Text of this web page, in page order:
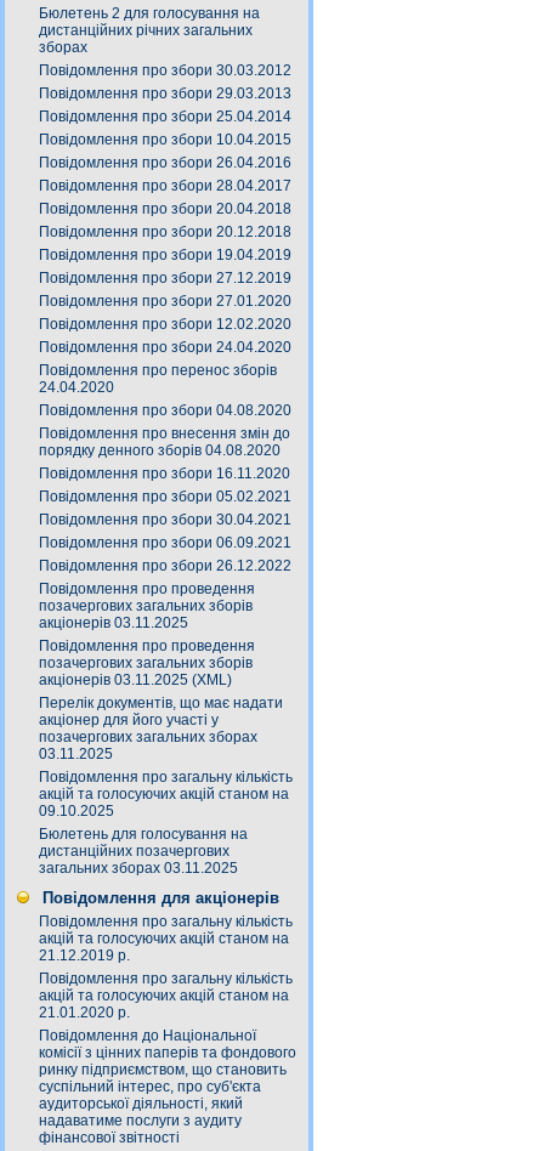
Бюлетень 2 для голосування на
дистанційних річних загальних
зборах
Повідомлення про збори 30.03.2012
Повідомлення про збори 29.03.2013
Повідомлення про збори 25.04.2014
Повідомлення про збори 10.04.2015
Повідомлення про збори 26.04.2016
Повідомлення про збори 28.04.2017
Повідомлення про збори 20.04.2018
Повідомлення про збори 20.12.2018
Повідомлення про збори 19.04.2019
Повідомлення про збори 27.12.2019
Повідомлення про збори 27.01.2020
Повідомлення про збори 12.02.2020
Повідомлення про збори 24.04.2020
Повідомлення про перенос зборів
24.04.2020
Повідомлення про збори 04.08.2020
Повідомлення про внесення змін до
порядку денного зборів 04.08.2020
Повідомлення про збори 16.11.2020
Повідомлення про збори 05.02.2021
Повідомлення про збори 30.04.2021
Повідомлення про збори 06.09.2021
Повідомлення про збори 26.12.2022
Повідомлення про проведення
позачергових загальних зборів
акціонерів 03.11.2025
Повідомлення про проведення
позачергових загальних зборів
акціонерів 03.11.2025 (XML)
Перелік документів, що має надати
акціонер для його участі у
позачергових загальних зборах
03.11.2025
Повідомлення про загальну кількість
акцій та голосуючих акцій станом на
09.10.2025
Бюлетень для голосування на
дистанційних позачергових
загальних зборах 03.11.2025
Повідомлення для акціонерів
Повідомлення про загальну кількість
акцій та голосуючих акцій станом на
21.12.2019 р.
Повідомлення про загальну кількість
акцій та голосуючих акцій станом на
21.01.2020 р.
Повідомлення до Національної
комісії з цінних паперів та фондового
ринку підприємством, що становить
суспільний інтерес, про суб'єкта
аудиторської діяльності, який
надаватиме послуги з аудиту
фінансової звітності